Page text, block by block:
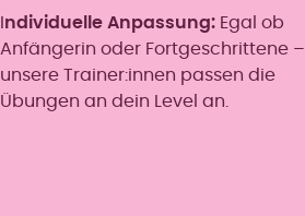
ndividuelle Anpassung: Egal ob
Anfängerin oder Fortgeschrittene –
unsere Trainer:innen passen die
Übungen an dein Level an.